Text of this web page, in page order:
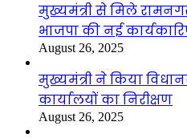
मुख्यमंत्री से मिले
भाजपा की नई
August 26, 2025
मुख्यमंत्री ने किया
कार्यालयों का निरीक्षण
August 26, 2025